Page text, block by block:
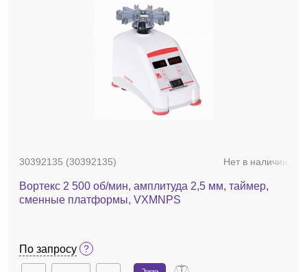
30392135 (30392135) Нет в наличии
Вортекс 2 500 об/мин, амплитуда 2,5 мм, таймер,
сменные платформы, VXMNPS
По запросу